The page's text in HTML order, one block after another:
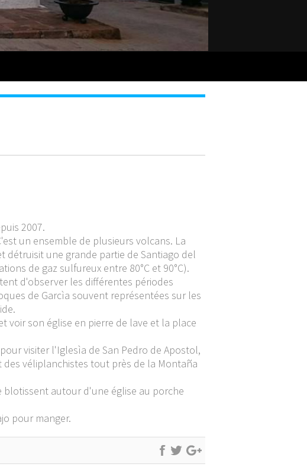
2007.
un ensemble de plusieurs volcans. La
détruisit une grande partie de Santiago del
de gaz sulfureux entre 80°C et 90°C).
d'observer les différentes périodes
de Garcìa souvent représentées sur les
son église en pierre de lave et la place
visiter l'Iglesìa de San Pedro de Apostol,
véliplanchistes tout près de la Montaña
blotissent autour d'une église au porche
pour manger.